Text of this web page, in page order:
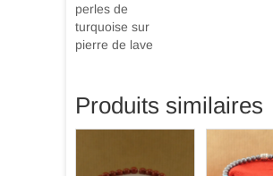
perles de
turquoise sur
pierre de lave
Produits similaires